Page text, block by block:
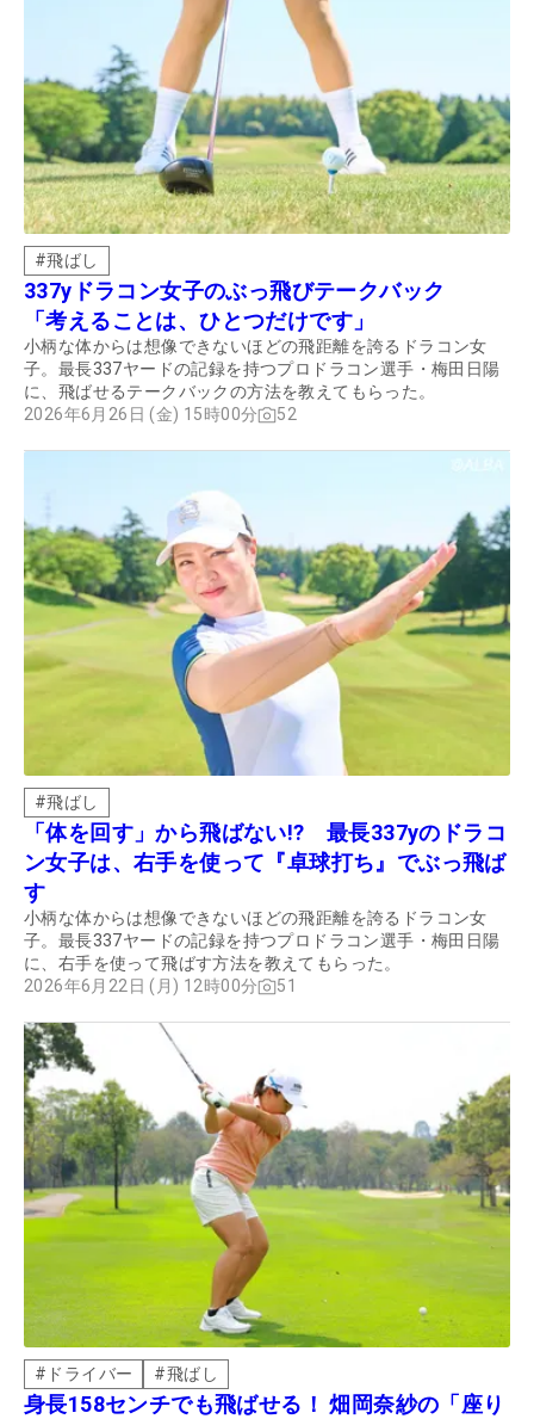
#飛ばし
337yドラコン女子のぶっ飛びテークバック
「考えることは、ひとつだけです」
小柄な体からは想像できないほどの飛距離を誇るドラコン女
子。最長337ヤードの記録を持つプロドラコン選手・梅田日陽
に、飛ばせるテークバックの方法を教えてもらった。
2026年6月26日 (金) 15時00分
52
#飛ばし
「体を回す」から飛ばない!? 最長337yのドラコ
ン女子は、右手を使って『卓球打ち』でぶっ飛ば
す
小柄な体からは想像できないほどの飛距離を誇るドラコン女
子。最長337ヤードの記録を持つプロドラコン選手・梅田日陽
に、右手を使って飛ばす方法を教えてもらった。
2026年6月22日 (月) 12時00分
51
# ドライバー #飛ばし
身長158センチでも飛ばせる！ 畑岡奈紗の「座り